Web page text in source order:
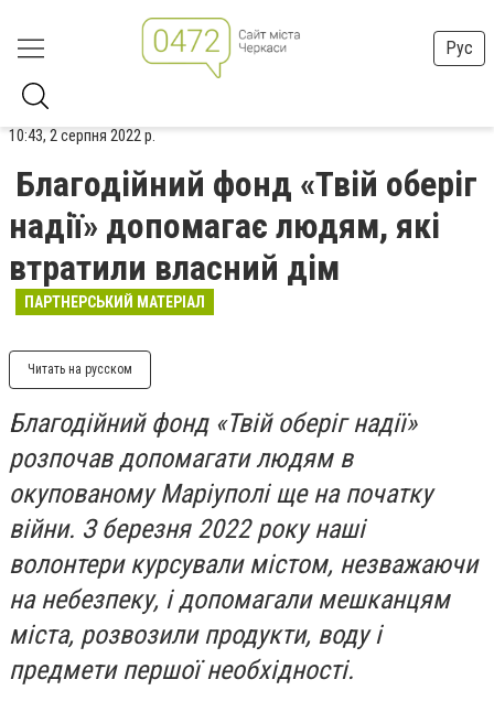
Рус
10:43, 2 серпня 2022 р.
Благодійний фонд «Твій оберіг
надії» допомагає людям, які
втратили власний дім
ПАРТНЕРСЬКИЙ МАТЕРІАЛ
Читать на русском
Благодійний фонд «Твій оберіг надії»
розпочав допомагати людям в
окупованому Маріуполі ще на початку
війни. З березня 2022 року наші
волонтери курсували містом, незважаючи
на небезпеку, і допомагали мешканцям
міста, розвозили продукти, воду і
предмети першої необхідності.